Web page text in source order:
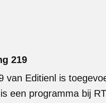
219
van Editienl is
een programma bij